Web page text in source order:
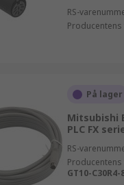
RS-
På lager
Mitsubishi
PLC FX
RS-
GT10-C30R4-